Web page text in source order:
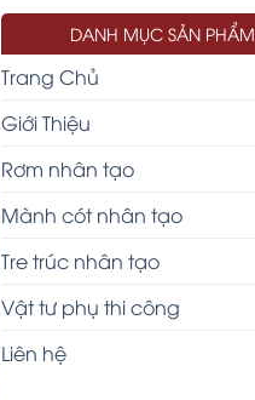
DANH MỤC SẢN PHẨM
Trang Chủ
Giới Thiệu
Rơm nhân tạo
Mành cót nhân tạo
Tre trúc nhân tạo
Vật tư phụ thi công
Liên hệ